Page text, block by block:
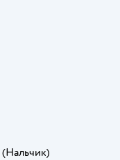
(Нальчик)